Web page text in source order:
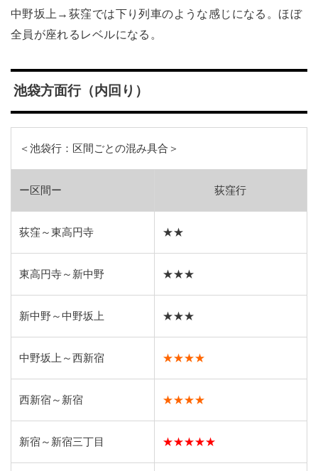
中野坂上→荻窪では下り列車のような感じになる。ほぼ
全員が座れるレベルになる。
池袋方面行（内回り）
＜池袋行：区間ごとの混み具合＞
ー区間ー 荻窪行
荻窪～東高円寺 ★★
東高円寺～新中野 ★★★
新中野～中野坂上 ★★★
中野坂上～西新宿 ★★★★
西新宿～新宿 ★★★★
新宿～新宿三丁目 ★★★★★